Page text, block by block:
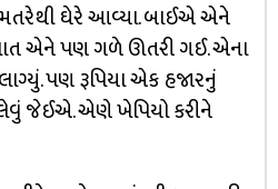
ઘેરે આવ્યા. બાઈએ એને
એને પણ ગળે ઊતરી ગઈ. એના
પણ રૂપિયા એક હજારનું
જેઈએ. એણે ખેપિયો કરીને